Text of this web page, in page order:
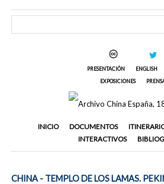
PRESENTACIÓN ENGLISH
EXPOSICIONES
INICIO DOCUMENTOS
INTERACTIVOS
CHINA - TEMPLO DE LOS LAMAS.